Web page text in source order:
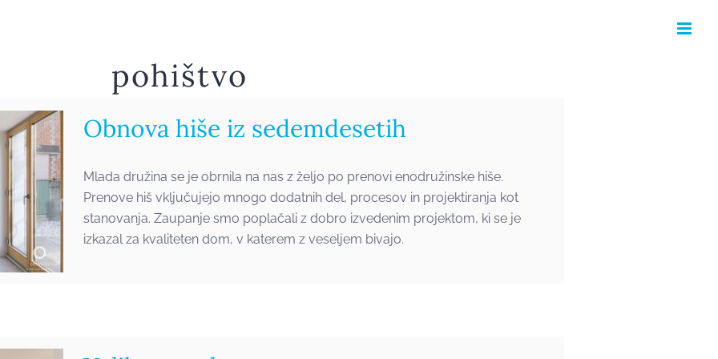
pohištvo
Obnova hiše iz sedemdesetih
Mlada družina se je obrnila na nas z željo po prenovi enodružinske hiše.
Prenove hiš vključujejo mnogo dodatnih del, procesov in projektiranja kot
stanovanja. Zaupanje smo poplačali z dobro izvedenim projektom, ki se je
izkazal za kvaliteten dom, v katerem z veseljem bivajo.